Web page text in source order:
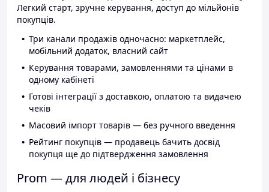
Легкий старт, зручне керування, доступ до мільйонів
покупців.
Три канали продажів одночасно: маркетплейс,
мобільний додаток, власний сайт
Керування товарами, замовленнями та цінами в
одному кабінеті
Готові інтеграції з доставкою, оплатою та видачею
чеків
Масовий імпорт товарів — без ручного введення
Рейтинг покупців — продавець бачить досвід
покупця ще до підтвердження замовлення
Prom — для людей і бізнесу